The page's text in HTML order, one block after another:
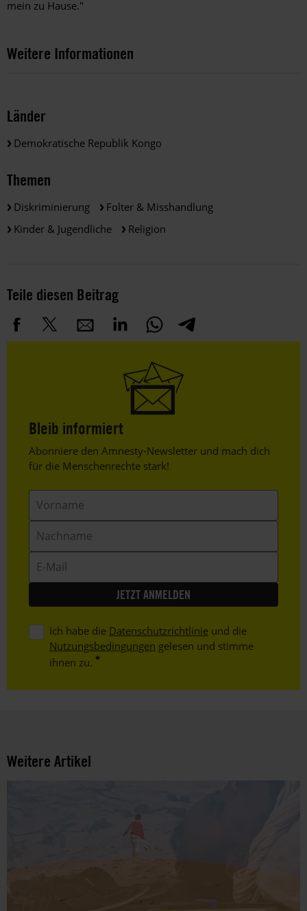
mein zu Hause."
Weitere Informationen
Länder
Demokratische Republik Kongo
Themen
Diskriminierung
Folter & Misshandlung
Kinder & Jugendliche
Religion
Teile diesen Beitrag
Bleib informiert
Header
Text
Abonniere den Amnesty-Newsletter und mach dich
für die Menschenrechte stark!
Mail
Ich habe die Datenschutzrichtlinie und die
Nutzungsbedingungen gelesen und stimme
ihnen zu.
Weitere Artikel